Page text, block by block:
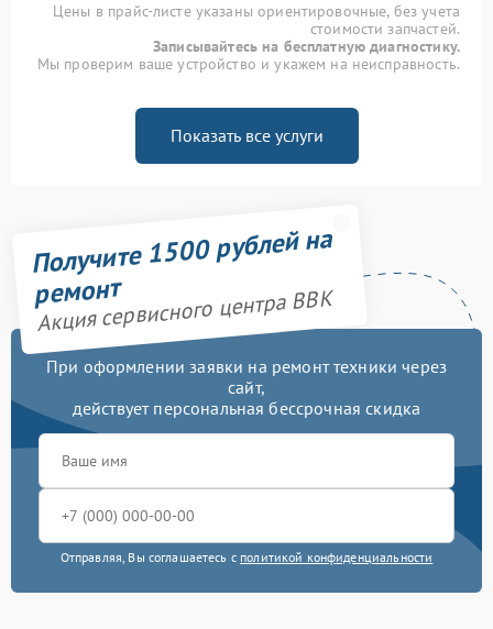
Цены в прайс-листе указаны ориентировочные, без учета
стоимости запчастей.
Записывайтесь на бесплатную диагностику.
Мы проверим ваше устройство и укажем на неисправность.
Показать все услуги
Получите 1500 рублей на
ремонт
Акция сервисного центра BBK
При оформлении заявки на ремонт техники через
сайт,
действует персональная бессрочная скидка
Отправляя, Вы соглашаетесь с политикой конфиденциальности